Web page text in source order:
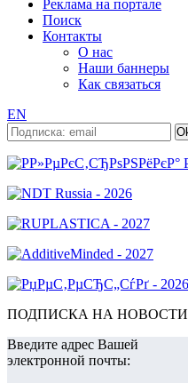
Реклама на портале
Поиск
Контакты
О нас
Наши баннеры
Как связаться
EN
ПОДПИСКА НА НОВОСТИ
Введите адрес Вашей
электронной почты: